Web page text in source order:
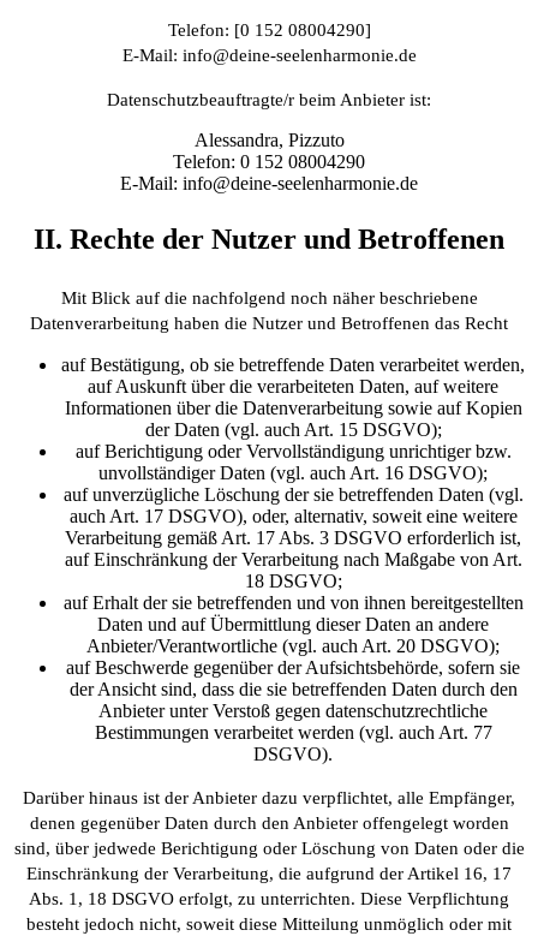
Telefon: [0 152 08004290]
E-Mail: info@deine-seelenharmonie.de
Datenschutzbeauftragte/r beim Anbieter ist:
Alessandra, Pizzuto
Telefon: 0 152 08004290
E-Mail: info@deine-seelenharmonie.de
II. Rechte der Nutzer und Betroffenen
Mit Blick auf die nachfolgend noch näher beschriebene
Datenverarbeitung haben die Nutzer und Betroffenen das Recht
auf Bestätigung, ob sie betreffende Daten verarbeitet werden,
auf Auskunft über die verarbeiteten Daten, auf weitere
Informationen über die Datenverarbeitung sowie auf Kopien
der Daten (vgl. auch Art. 15 DSGVO);
auf Berichtigung oder Vervollständigung unrichtiger bzw.
unvollständiger Daten (vgl. auch Art. 16 DSGVO);
auf unverzügliche Löschung der sie betreffenden Daten (vgl.
auch Art. 17 DSGVO), oder, alternativ, soweit eine weitere
Verarbeitung gemäß Art. 17 Abs. 3 DSGVO erforderlich ist,
auf Einschränkung der Verarbeitung nach Maßgabe von Art.
18 DSGVO;
auf Erhalt der sie betreffenden und von ihnen bereitgestellten
Daten und auf Übermittlung dieser Daten an andere
Anbieter/Verantwortliche (vgl. auch Art. 20 DSGVO);
auf Beschwerde gegenüber der Aufsichtsbehörde, sofern sie
der Ansicht sind, dass die sie betreffenden Daten durch den
Anbieter unter Verstoß gegen datenschutzrechtliche
Bestimmungen verarbeitet werden (vgl. auch Art. 77
DSGVO).
Darüber hinaus ist der Anbieter dazu verpflichtet, alle Empfänger,
denen gegenüber Daten durch den Anbieter offengelegt worden
sind, über jedwede Berichtigung oder Löschung von Daten oder die
Einschränkung der Verarbeitung, die aufgrund der Artikel 16, 17
Abs. 1, 18 DSGVO erfolgt, zu unterrichten. Diese Verpflichtung
besteht jedoch nicht, soweit diese Mitteilung unmöglich oder mit